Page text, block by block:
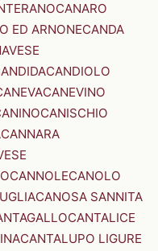
CANARO
ED ARNONECANDA
CANDIOLO
CANEVINO
CANISCHIO
CANNARA
CANNOLECANOLO
CANOSA SANNITA
CANTALICE
CANTALUPO LIGURE